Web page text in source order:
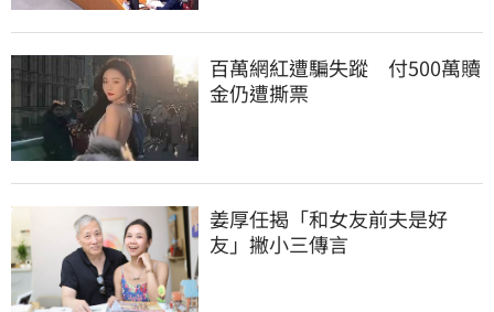
百萬網紅遭騙失蹤　付500萬贖
金仍遭撕票
姜厚任揭「和女友前夫是好
友」撇小三傳言